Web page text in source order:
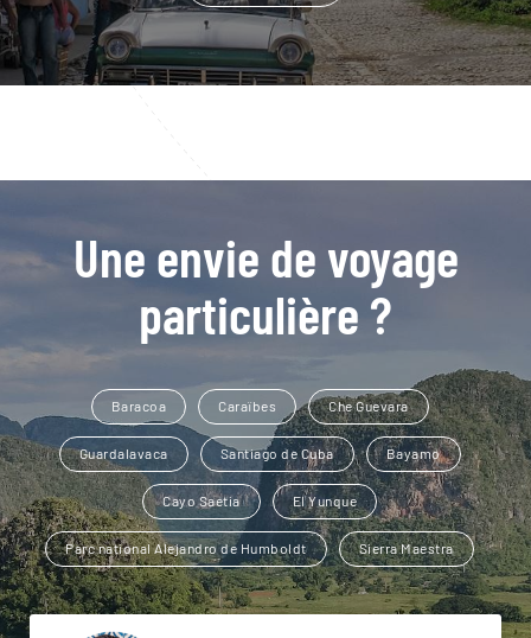
Une envie de voyage
particulière ?
Baracoa Caraïbes Che Guevara
Guardalavaca Santiago de Cuba Bayamo
Cayo Saetia El Yunque
Parc national Alejandro de Humboldt Sierra Maestra